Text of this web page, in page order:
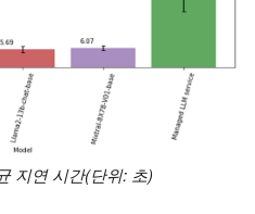
지연 시간(단위: 초)